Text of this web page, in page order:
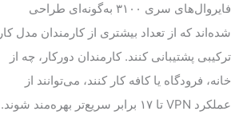
فایروال‌های سری ۳۱۰۰ به‌گونه‌ای طراحی
شده‌اند که از تعداد بیشتری از کارمندان مدل کار
ترکیبی پشتیبانی کنند. کارمندان دورکار، چه از
خانه، فرودگاه یا کافه کار کنند، می‌توانند از
عملکرد VPN تا ۱۷ برابر سریع‌تر بهره‌مند شوند.